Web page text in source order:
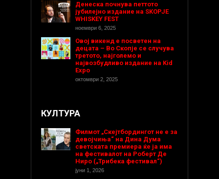
Денеска почнува петтото
јубилејно издание на SKOPJE
WHISKEY FEST
ноември 6, 2025
Овој викенд е посветен на
децата – Во Скопје се случува
третото, најголемо и
највозбудливо издание на Kid
Expo
октомври 2, 2025
КУЛТУРА
Филмот „Скејтбордингот не е за
девојчиња“ на Дина Дума
светската премиера ќе ја има
на фестивалот на Роберт Де
Ниро („Трибека фестивал“)
јуни 1, 2026